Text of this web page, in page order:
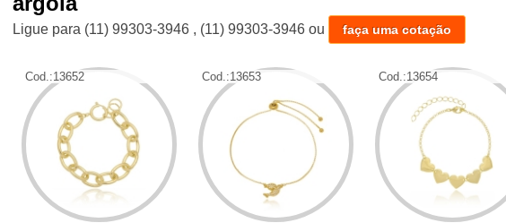
Ligue para (11) 99303-3946 , (11) 99303-3946 ou faça uma cotação
Cod.:13652 Cod.:13653 Cod.:13654